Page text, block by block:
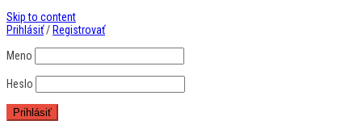
Skip to content
Prihlásiť/ Registrovať
Meno
Heslo